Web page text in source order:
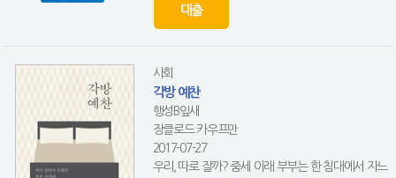
대출
사회
각방 예찬
행성B잎새
장클로드 카우프만
2017-07-27
우리, 따로 잘까? 중세 이래 부부는 한 침대에서 자느